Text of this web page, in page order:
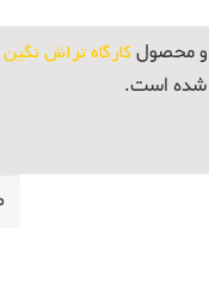
و محصول کارگاه تراش نگین
شده است.